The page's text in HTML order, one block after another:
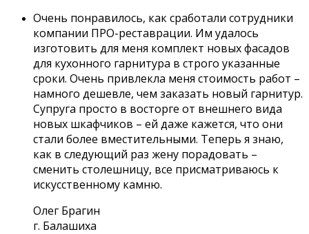
Очень понравилось, как сработали сотрудники
компании ПРО-реставрации. Им удалось
изготовить для меня комплект новых фасадов
для кухонного гарнитура в строго указанные
сроки. Очень привлекла меня стоимость работ –
намного дешевле, чем заказать новый гарнитур.
Супруга просто в восторге от внешнего вида
новых шкафчиков – ей даже кажется, что они
стали более вместительными. Теперь я знаю,
как в следующий раз жену порадовать –
сменить столешницу, все присматриваюсь к
искусственному камню.
Олег Брагин
г. Балашиха